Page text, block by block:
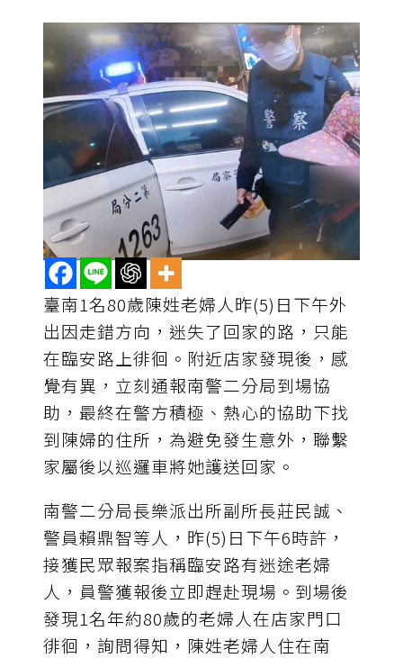
臺南1名80歲陳姓老婦人昨(5)日下午外
出因走錯方向，迷失了回家的路，只能
在臨安路上徘徊。附近店家發現後，感
覺有異，立刻通報南警二分局到場協
助，最終在警方積極、熱心的協助下找
到陳婦的住所，為避免發生意外，聯繫
家屬後以巡邏車將她護送回家。
南警二分局長樂派出所副所長莊民誠、
警員賴鼎智等人，昨(5)日下午6時許，
接獲民眾報案指稱臨安路有迷途老婦
人，員警獲報後立即趕赴現場。到場後
發現1名年約80歲的老婦人在店家門口
徘徊，詢問得知，陳姓老婦人住在南